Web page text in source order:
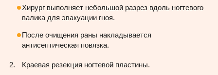
Хирург выполняет небольшой разрез вдоль ногтевого
валика для эвакуации гноя.
После очищения раны накладывается
антисептическая повязка.
Краевая резекция ногтевой пластины.